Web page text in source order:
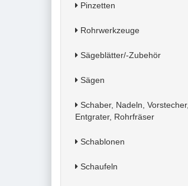
Pinzetten
Rohrwerkzeuge
Sägeblätter/-Zubehör
Sägen
Schaber, Nadeln, Vorstecher,
Entgrater, Rohrfräser
Schablonen
Schaufeln